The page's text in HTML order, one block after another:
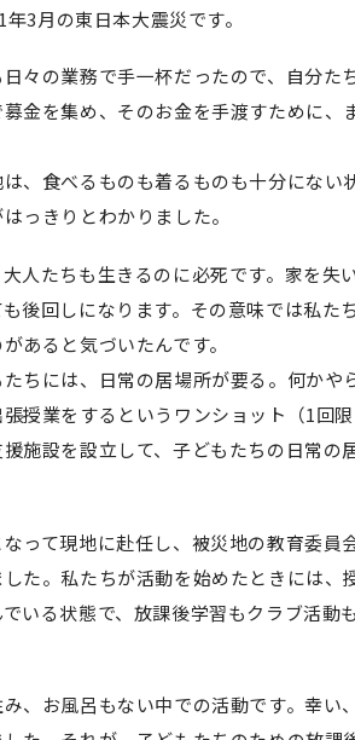
3月の東日本大震災です。
々の業務で手一杯だったので、自分
金を集め、そのお金を手渡すために
、食べるものも着るものも十分にな
っきりとわかりました。
人たちも生きるのに必死です。家を
後回しになります。その意味では私
あると気づいたんです。
たちには、日常の居場所が要る。何か
授業をするというワンショット（1回
施設を設立して、子どもたちの日常
って現地に赴任し、被災地の教育委
た。私たちが活動を始めたときには
いる状態で、放課後学習もクラブ活
、お風呂もない中での活動です。幸